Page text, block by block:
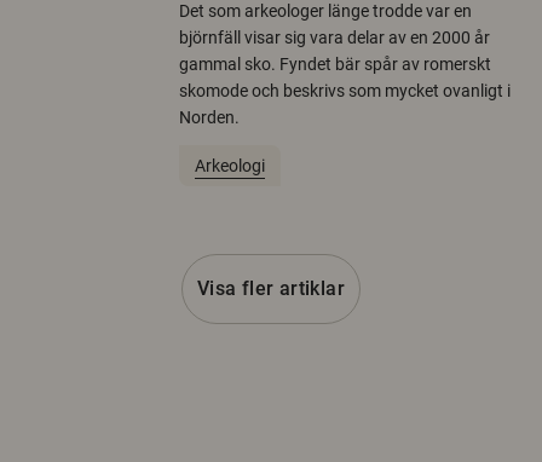
Det som arkeologer länge trodde var en
björnfäll visar sig vara delar av en 2000 år
gammal sko. Fyndet bär spår av romerskt
skomode och beskrivs som mycket ovanligt i
Norden.
Arkeologi
Visa fler artiklar